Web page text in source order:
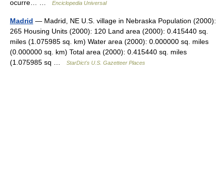
ocurre… …
Enciclopedia Universal
Madrid — Madrid, NE U.S. village in Nebraska Population (2000):
265 Housing Units (2000): 120 Land area (2000): 0.415440 sq.
miles (1.075985 sq. km) Water area (2000): 0.000000 sq. miles
(0.000000 sq. km) Total area (2000): 0.415440 sq. miles
(1.075985 sq …
StarDict's U.S. Gazetteer Places